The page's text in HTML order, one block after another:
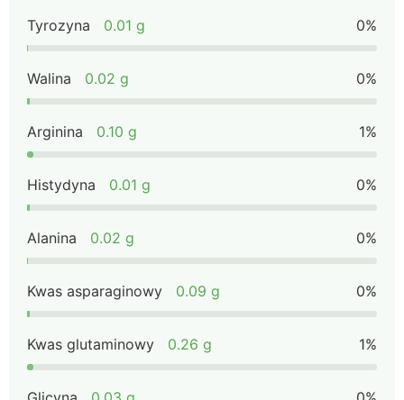
Tyrozyna 0.01 g 0%
Walina 0.02 g 0%
Arginina 0.10 g 1%
Histydyna 0.01 g 0%
Alanina 0.02 g 0%
Kwas asparaginowy 0.09 g 0%
Kwas glutaminowy 0.26 g 1%